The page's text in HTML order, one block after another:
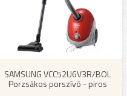
SAMSUNG VCC52U6V3R/BOL
Porzsákos porszívó - piros